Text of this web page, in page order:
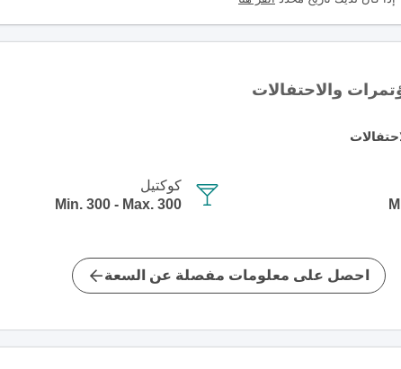
والاحتفالات
كوكتيل
Min. 300 - Max. 300
احصل على معلومات مفصلة عن السعة